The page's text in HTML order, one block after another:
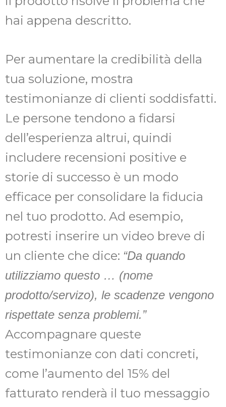
hai appena descritto.
Per aumentare la credibilità della
tua soluzione, mostra
testimonianze di clienti soddisfatti.
Le persone tendono a fidarsi
dell’esperienza altrui, quindi
includere recensioni positive e
storie di successo è un modo
efficace per consolidare la fiducia
nel tuo prodotto. Ad esempio,
potresti inserire un video breve di
un cliente che dice: “Da quando
utilizziamo questo … (nome
prodotto/servizo), le scadenze vengono
rispettate senza problemi.”
Accompagnare queste
testimonianze con dati concreti,
come l’aumento del 15% del
fatturato renderà il tuo messaggio